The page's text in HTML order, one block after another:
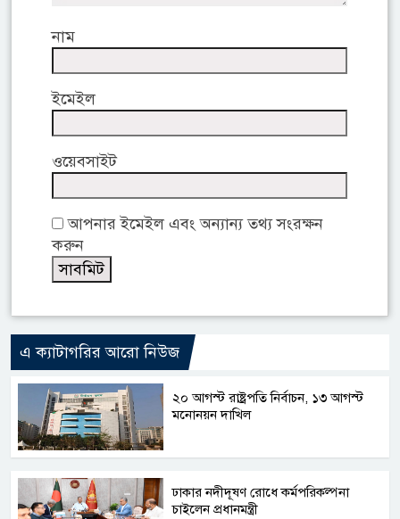
নাম
ইমেইল
ওয়েবসাইট
আপনার ইমেইল এবং অন্যান্য তথ্য সংরক্ষন
করুন
এ ক্যাটাগরির আরো নিউজ
২০ আগস্ট রাষ্ট্রপতি নির্বাচন, ১৩ আগস্ট
মনোনয়ন দাখিল
ঢাকার নদীদূষণ রোধে কর্মপরিকল্পনা
চাইলেন প্রধানমন্ত্রী